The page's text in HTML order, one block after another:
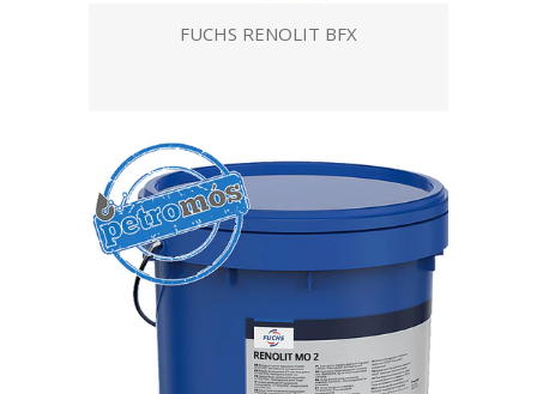
FUCHS RENOLIT BFX